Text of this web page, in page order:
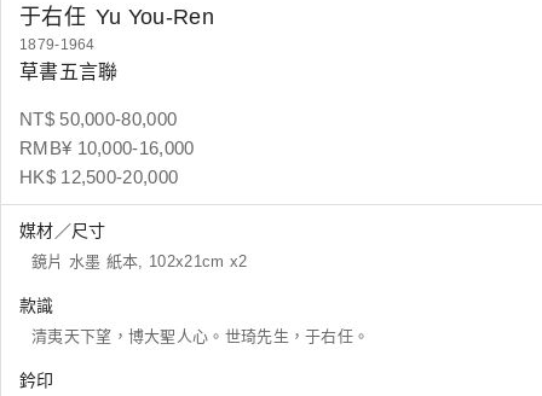
于右任 Yu You-Ren
1879-1964
草書五言聯
NT$ 50,000-80,000
RMB¥ 10,000-16,000
HK$ 12,500-20,000
媒材／尺寸
鏡片 水墨 紙本, 102x21cm x2
款識
清夷天下望，博大聖人心。世琦先生，于右任。
鈐印